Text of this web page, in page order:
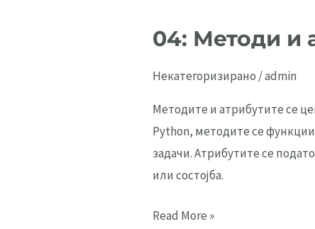
04: Методи и
Некатегоризирано /admin
Методите и атрибутите се
Python, методите се
задачи. Атрибутите се
или состојба.
04:
Read More »